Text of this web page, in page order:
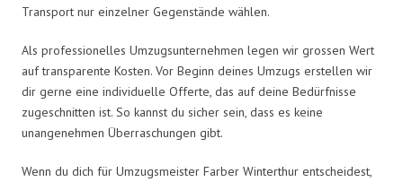
Transport nur einzelner Gegenstände wählen.
Als professionelles Umzugsunternehmen legen wir grossen Wert
auf transparente Kosten. Vor Beginn deines Umzugs erstellen wir
dir gerne eine individuelle Offerte, das auf deine Bedürfnisse
zugeschnitten ist. So kannst du sicher sein, dass es keine
unangenehmen Überraschungen gibt.
Wenn du dich für Umzugsmeister Farber Winterthur entscheidest,